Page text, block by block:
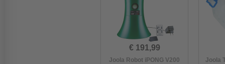
€ 191,99
Joola Robot iPONG V200 Joola